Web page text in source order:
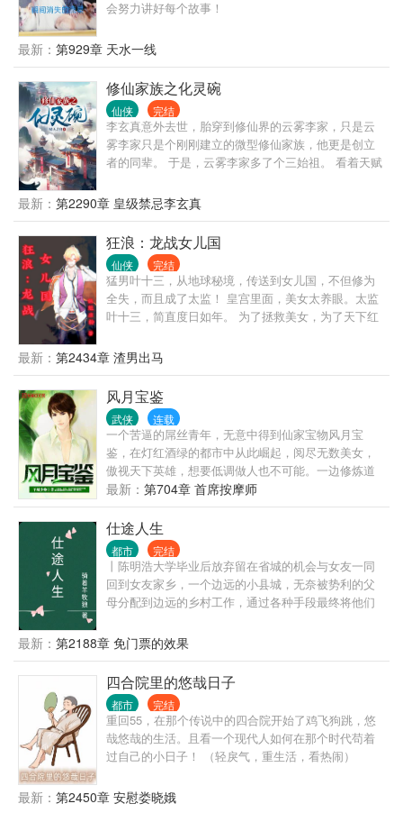
会努力讲好每个故事！
最新： 第929章 天水一线
修仙家族之化灵碗
仙侠 完结
李玄真意外去世，胎穿到修仙界的云雾李家，只是云
雾李家只是个刚刚建立的微型修仙家族，他更是创立
者的同辈。 于是，云雾李家多了个三始祖。 看着天赋
姐，最后再感受着资质普通的自己，李玄真心累啊。
幸好穿越者配备着金手指的，他发现跟着自己穿越而
来的祖传的玉碗竟然是个宝贝，可以炼化灵物中的灵
气为灵液。 服用灵液修炼速度超快，还没有丹毒，比
丹药强多了。 凭借着化灵碗，李玄真到处搜刮灵物，
赚取灵石，最终走出了一条磕灵物修仙道路。
最新： 第2290章 皇级禁忌李玄真
狂浪：龙战女儿国
仙侠 完结
猛男叶十三，从地球秘境，传送到女儿国，不但修为
全失，而且成了太监！ 皇宫里面，美女太养眼。太监
叶十三，简直度日如年。 为了拯救美女，为了天下红
了成为真正的男子汉，太监叶十三，注定经历九九八
十一难……
最新： 第2434章 渣男出马
风月宝鉴
武侠 连载
一个苦逼的屌丝青年，无意中得到仙家宝物风月宝
鉴，在灯红酒绿的都市中从此崛起，阅尽无数美女，
傲视天下英雄，想要低调做人也不可能。一边修炼道
法，提升境界，一边玩弄狂妄之徒于股掌之间。进企
鹅号交流>
最新： 第704章 首席按摩师
仕途人生
都市 完结
丨陈明浩大学毕业后放弃留在省城的机会与女友一同
回到女友家乡，一个边远的小县城，无奈被势利的父
母分配到边远的乡村工作，通过各种手段最终将他们
在背景的支持和自己的努力之下，一路披荆斩棘，仕
途高歌，做到了封疆大吏，实现了他仕途之初许下
的“当官不为民做主，不如回家卖红薯”的初心誓言。
最新： 第2188章 免门票的效果
四合院里的悠哉日子
都市 完结
重回55，在那个传说中的四合院开始了鸡飞狗跳，悠
哉悠哉的生活。且看一个现代人如何在那个时代苟着
过自己的小日子！ （轻戾气，重生活，看热闹）
最新： 第2450章 安慰娄晓娥